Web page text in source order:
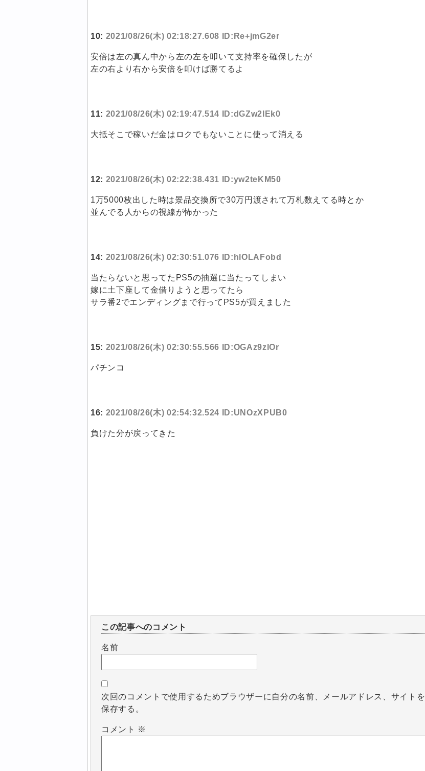
10: 2021/08/26(木) 02:18:27.608 ID:Re+jmG2er
安倍は左の真ん中から左の左を叩いて支持率を確保したが
左の右より右から安倍を叩けば勝てるよ
11: 2021/08/26(木) 02:19:47.514 ID:dGZw2lEk0
大抵そこで稼いだ金はロクでもないことに使って消える
12: 2021/08/26(木) 02:22:38.431 ID:yw2teKM50
1万5000枚出した時は景品交換所で30万円渡されて万札数えてる時とか
並んでる人からの視線が怖かった
14: 2021/08/26(木) 02:30:51.076 ID:hlOLAFobd
当たらないと思ってたPS5の抽選に当たってしまい
嫁に土下座して金借りようと思ってたら
サラ番2でエンディングまで行ってPS5が買えました
15: 2021/08/26(木) 02:30:55.566 ID:OGAz9zlOr
パチンコ
16: 2021/08/26(木) 02:54:32.524 ID:UNOzXPUB0
負けた分が戻ってきた
この記事へのコメント
名前
次回のコメントで使用するためブラウザーに自分の名前、メールアドレス、サイトを
保存する。
コメント ※